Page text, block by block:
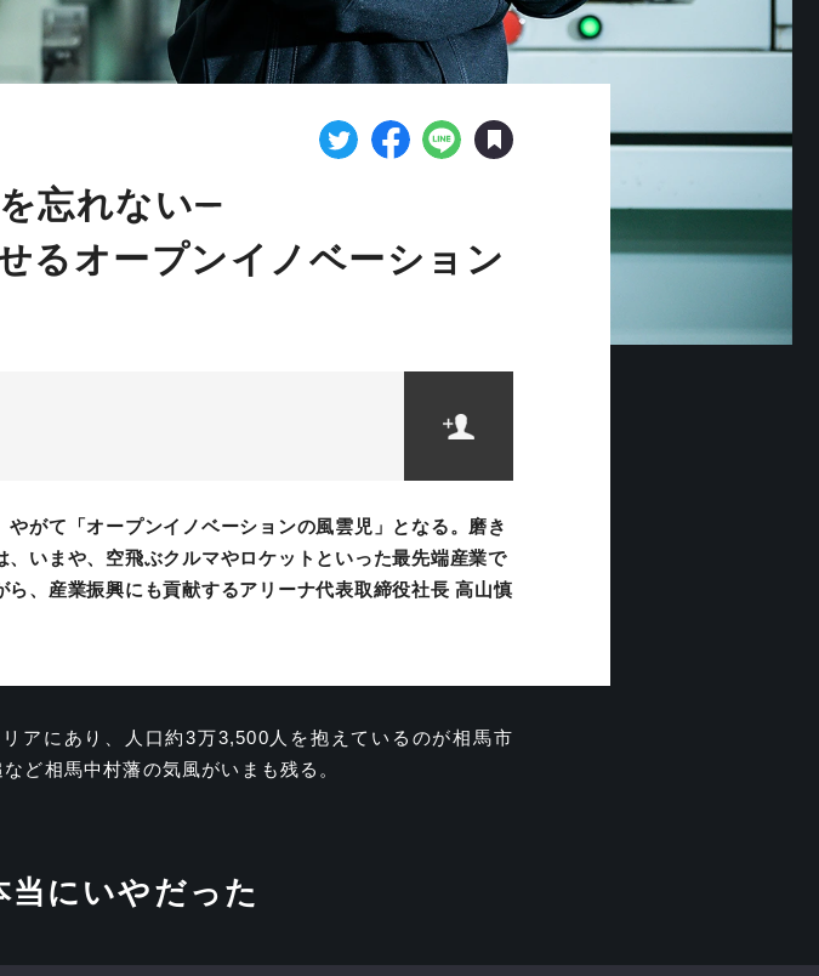
忘れない−−
るオープンイノベーション
がて「オープンイノベーションの風雲児」となる。磨き
いまや、空飛ぶクルマやロケットといった最先端産業で
、産業振興にも貢献するアリーナ代表取締役社長 高山慎
アにあり、人口約3万3,500人を抱えているのが相馬市
ど相馬中村藩の気風がいまも残る。
当にいやだった